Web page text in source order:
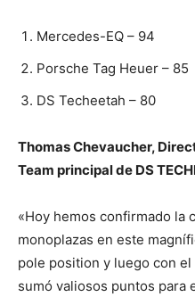
Mercedes-EQ – 94
Porsche Tag Heuer – 85
DS Techeetah – 80
Thomas Chevaucher,
Team principal de DS
«Hoy hemos confirmado la
monoplazas en este
pole position y luego con
sumó valiosos puntos para